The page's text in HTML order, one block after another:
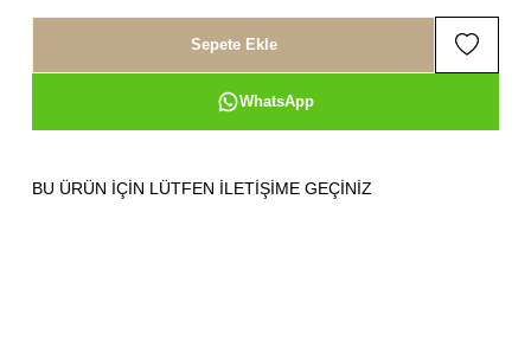
BU ÜRÜN İÇİN LÜTFEN İLETİŞİME GEÇİNİZ
Sepete Ekle
WhatsApp